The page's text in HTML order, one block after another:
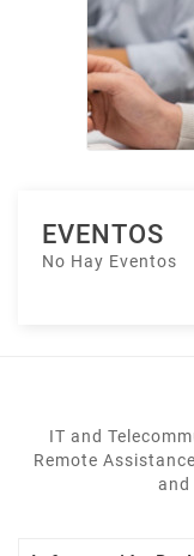
EVENTOS
No Hay Eventos
IT and
Remote